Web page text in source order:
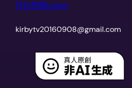
月比亮樂Listion
kirbytv20160908@gmail.com